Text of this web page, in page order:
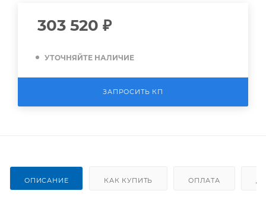
303 520 ₽
УТОЧНЯЙТЕ НАЛИЧИЕ
ЗАПРОСИТЬ КП
ОПИСАНИЕ КАК КУПИТЬ ОПЛАТА